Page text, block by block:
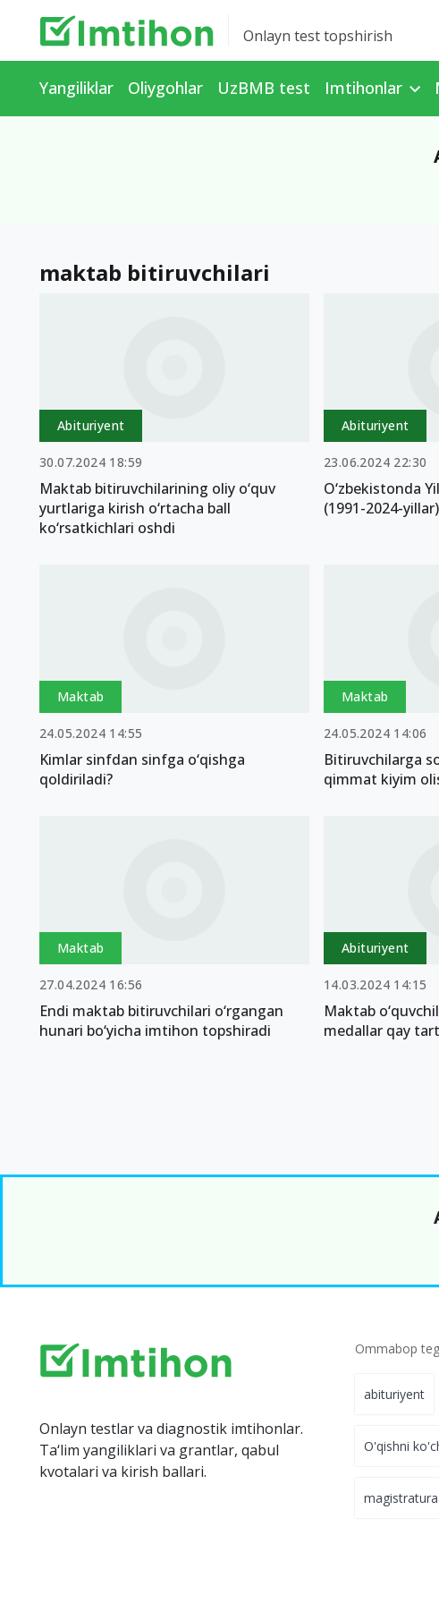
Onlayn test topshirish
Yangiliklar Oliygohlar UzBMB test Imtihonlar
maktab bitiruvchilari
Abituriyent
30.07.2024 18:59
Maktab bitiruvchilarining oliy o‘quv
yurtlariga kirish o‘rtacha ball
ko‘rsatkichlari oshdi
Abituriyent
23.06.2024 22:30
O‘zbekistonda
(1991-2024-yillar)
Maktab
24.05.2024 14:55
Kimlar sinfdan sinfga o‘qishga
qoldiriladi?
Maktab
24.05.2024 14:06
Bitiruvchilarga
qimmat kiyim
Maktab
27.04.2024 16:56
Endi maktab bitiruvchilari o‘rgangan
hunari bo‘yicha imtihon topshiradi
Abituriyent
14.03.2024 14:15
Maktab
medallar qay
Onlayn testlar va diagnostik imtihonlar.
Ta‘lim yangiliklari va grantlar, qabul
kvotalari va kirish ballari.
Ommabop
abituriyent
O'qishni
magistratura